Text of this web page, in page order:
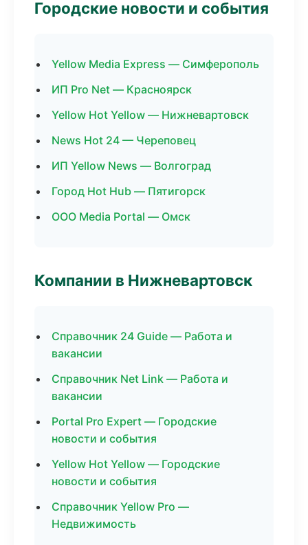
Городские новости и события
Yellow Media Express — Симферополь
ИП Pro Net — Красноярск
Yellow Hot Yellow — Нижневартовск
News Hot 24 — Череповец
ИП Yellow News — Волгоград
Город Hot Hub — Пятигорск
ООО Media Portal — Омск
Компании в Нижневартовск
Справочник 24 Guide — Работа и
вакансии
Справочник Net Link — Работа и
вакансии
Portal Pro Expert — Городские
новости и события
Yellow Hot Yellow — Городские
новости и события
Справочник Yellow Pro —
Недвижимость